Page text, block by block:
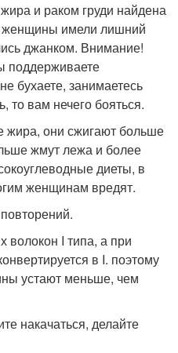
и раком груди найдена
женщины имели лишний
джанком. Внимание!
поддерживаете
бухаете, занимаетесь
то вам нечего бояться.
они сжигают больше
жмут лежа и более
диеты, в
женщинам вредят.
I типа, а при
в I. поэтому
устают меньше, чем
накачаться, делайте